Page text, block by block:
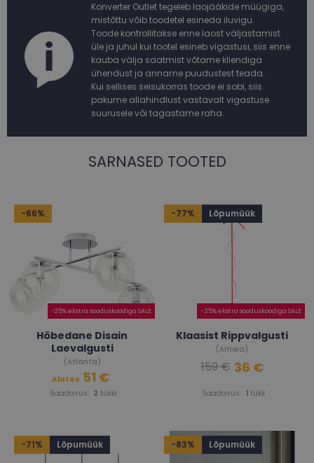
Konverter Outlet tegeleb laojääkide müügiga,
mistõttu võib toodetel esineda iluvigu.
Toode kontrollitakse enne laost väljastamist
üle ja juhul kui tootel esineb vigastusi, siis enne
kauba välja saatmist võtame kliendiga
ühendust ja anname puudustest teada.
Kui sellises seisukorras toode ei sobi, siis
pakume allahindlust vastavalt vigastuse
suurusele või tagastame raha.
SARNASED TOOTED
-66%
-25% ekstra sooduskoodiga SALE
Hõbedane Disain
Laevalgusti
(Atlanta)
Saadavus: 2 tükki
Alates 51 €
-77% Lõpumüük
-35% ekstra sooduskoodiga SALE
Klaasist Rippvalgusti
(Amora)
Saadavus: 1tükk
159 € 36 €
-71% Lõpumüük -83% Lõpumüük